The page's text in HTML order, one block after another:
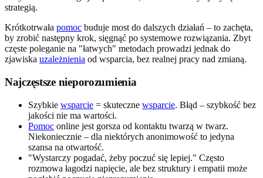
strategią.
Krótkotrwała pomoc buduje most do dalszych działań – to zachęta,
by zrobić następny krok, sięgnąć po systemowe rozwiązania. Zbyt
częste poleganie na "łatwych" metodach prowadzi jednak do
zjawiska uzależnienia od wsparcia, bez realnej pracy nad zmianą.
Najczęstsze nieporozumienia
Szybkie wsparcie = skuteczne wsparcie. Błąd – szybkość bez
jakości nie ma wartości.
Pomoc online jest gorsza od kontaktu twarzą w twarz.
Niekoniecznie – dla niektórych anonimowość to jedyna
szansa na otwartość.
"Wystarczy pogadać, żeby poczuć się lepiej." Często
rozmowa łagodzi napięcie, ale bez struktury i empatii może